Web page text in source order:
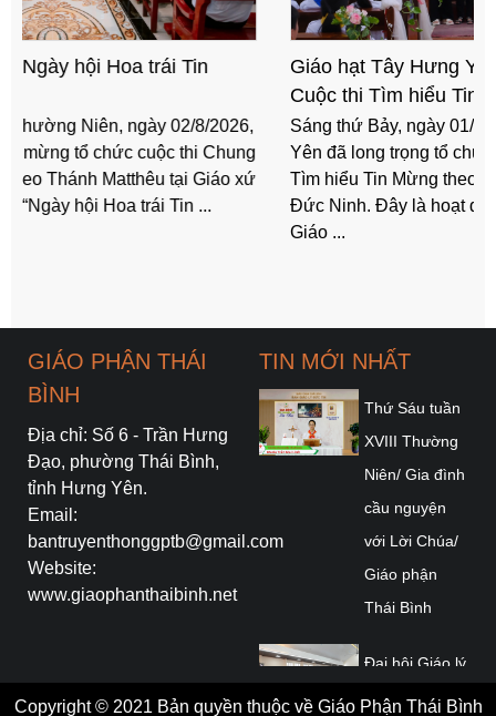
Giáo hạt Tây Hưng Yên tổ chức Chung kết
Cuộc thi Tìm hiểu Tin Mừng theo Thánh Mátthêu
Sáng thứ Bảy, ngày 01/8/2026, Giáo hạt Tây Hưng
Yên đã long trọng tổ chức Vòng Chung kết Cuộc thi
Tìm hiểu Tin Mừng theo Thánh Mátthêu tại Giáo xứ
Đức Ninh. Đây là hoạt động do Ban Giáo lý Đức tin
GIÁO PHẬN THÁI
BÌNH
Địa chỉ: Số 6 - Trần Hưng
Đạo, phường Thái Bình,
tỉnh Hưng Yên.
Email:
bantruyenthonggptb@gmail.com
Website:
www.giaophanthaibinh.net
TIN MỚI NHẤT
Thứ Sáu tuần
XVIII Thường
Niên/ Gia đình
cầu nguyện
với Lời Chúa/
Giáo phận
Thái Bình
Đại hội Giáo lý
Toàn quốc lần
Copyright © 2021 Bản quyền thuộc về Giáo Phận Thái Bình